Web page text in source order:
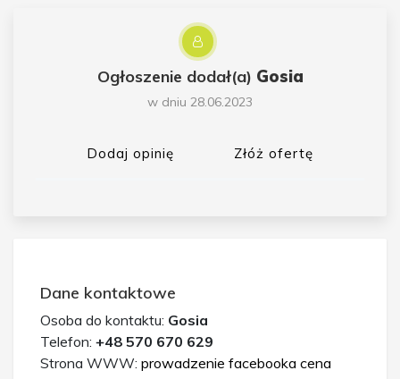
Ogłoszenie dodał(a) Gosia
w dniu 28.06.2023
Dodaj opinię Złóż ofertę
Dane kontaktowe
Osoba do kontaktu: Gosia
Telefon: +48 570 670 629
Strona WWW: prowadzenie facebooka cena